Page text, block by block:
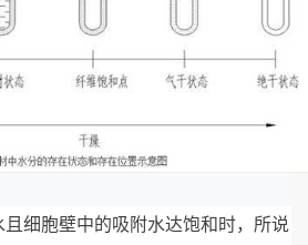
细胞壁中的吸附水达饱和时，所说